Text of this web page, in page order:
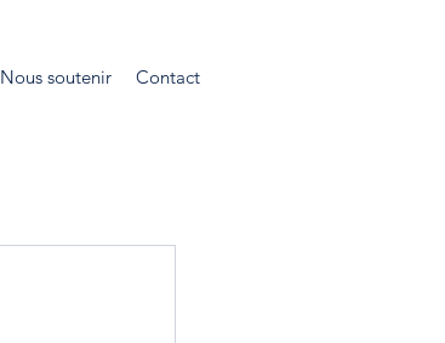
Nous soutenir Contact